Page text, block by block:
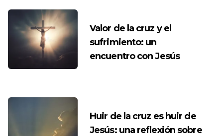
Valor de la cruz y el
sufrimiento: un
encuentro con Jesús
Huir de la cruz es huir de
Jesús: una reflexión sobre